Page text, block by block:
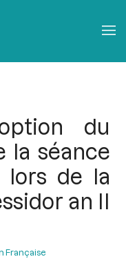
du
la séance
lors de la
an II
Française